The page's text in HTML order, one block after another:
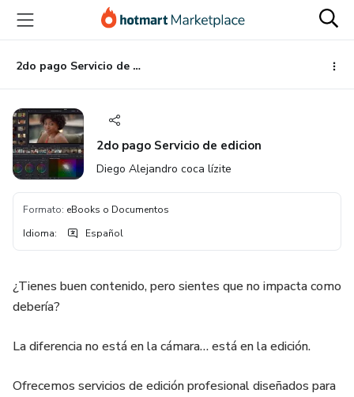
principal
página
de
página
2do pago Servicio de edicion
2do pago Servicio de edicion
Diego Alejandro coca lízite
Formato: eBooks o Documentos
Idioma: Español
¿Tienes buen contenido, pero sientes que no impacta como
debería?
La diferencia no está en la cámara… está en la edición.
Ofrecemos servicios de edición profesional diseñados para